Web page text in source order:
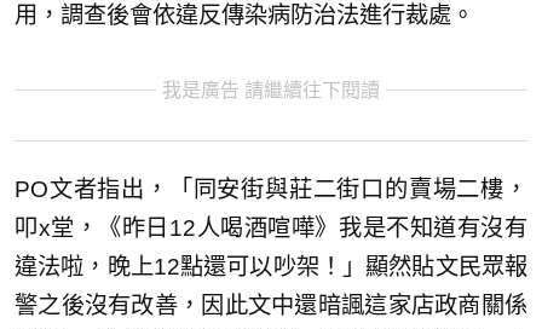
用，調查後會依違反傳染病防治法進行裁處。
我是廣告 請繼續往下閱讀
PO文者指出，「同安街與莊二街口的賣場二樓，
叩x堂，《昨日12人喝酒喧嘩》我是不知道有沒有
違法啦，晚上12點還可以吵架！」顯然貼文民眾報
警之後沒有改善，因此文中還暗諷這家店政商關係